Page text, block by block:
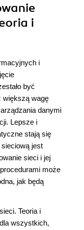
i
i
być
większą wagę
danymi
Lepsze i
stają się
jest
sieci i jej
może
jak będą
Teoria i
wszystkich,